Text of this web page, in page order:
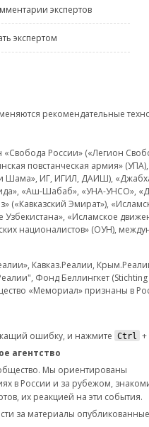
экспертов
экспертом
рекомендательные
России» («Легион
повстанческая армия»
и Шама», ИГ, ИГИЛ, ДАИШ),
«Аш-Шабаб», «УНА-УНСО»,
(«Кавказский Эмират»),
Узбекистана», «Исламское
националистов» (ОУН),
Кавказ.Реалии,
Фонд Беллингкет
«Мемориал» признаны в
ошибку, и нажмите Ctrl +
агентство
Мы ориентированы
в России и за рубежом,
их реакцией на эти события.
за материалы